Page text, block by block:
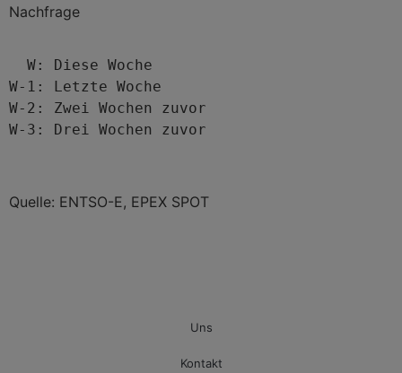
Nachfrage
  W: Diese Woche
W-1: Letzte Woche
W-2: Zwei Wochen zuvor
W-3: Drei Wochen zuvor
Quelle: ENTSO-E, EPEX SPOT
Uns
Kontakt